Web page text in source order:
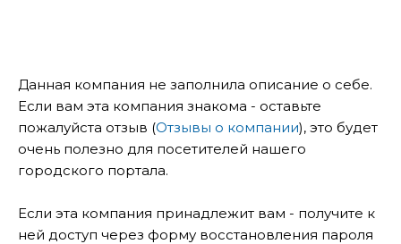
Данная компания не заполнила описание о себе.
Если вам эта компания знакома - оставьте
пожалуйста отзыв (Отзывы о компании), это будет
очень полезно для посетителей нашего
городского портала.
Если эта компания принадлежит вам - получите к
ней доступ через форму восстановления пароля